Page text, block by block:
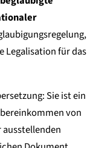
Legalisation für das
Sie ist ein
von